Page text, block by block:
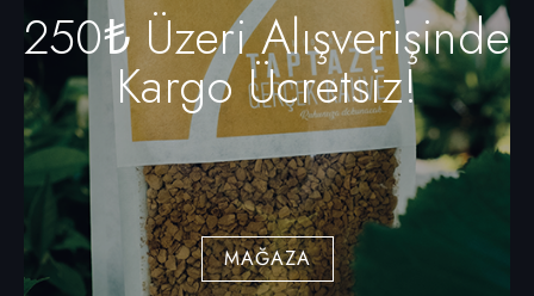
250₺ Üzeri Alışverişinde
Kargo Ücretsiz!
MAĞAZA